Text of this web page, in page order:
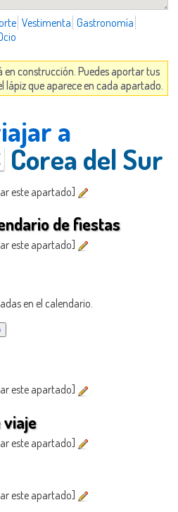
Vestimenta Gastronomía
en construcción. Puedes aportar tus
lápiz que aparece en cada apartado.
a
Corea del Sur
este apartado]
de fiestas
este apartado]
en el calendario.
este apartado]
viaje
este apartado]
este apartado]